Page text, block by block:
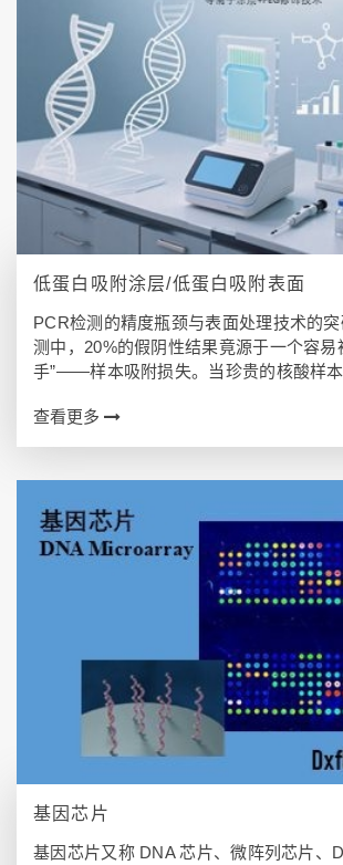
低蛋白吸附涂层/低蛋白吸附表面
PCR检测的精度瓶颈与表面处理技术的
测中，20%的假阴性结果竟源于一个容易
手”——样本吸附损失。当珍贵的核酸样
一样&…
查看更多
基因芯片
基因芯片又称 DNA 芯片、微阵列芯片、